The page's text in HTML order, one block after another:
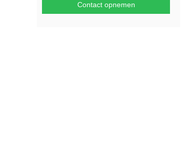
Contact opnemen